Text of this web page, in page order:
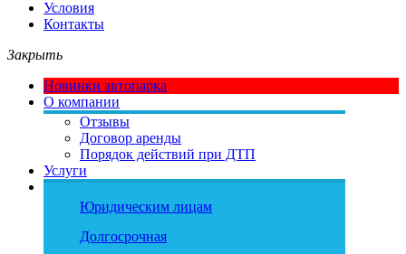
Условия
Контакты
Закрыть
Новинки автопарка
О компании
Отзывы
Договор аренды
Порядок действий при ДТП
Услуги
Юридическим лицам
Долгосрочная
Эконом
Средний
Бизнес